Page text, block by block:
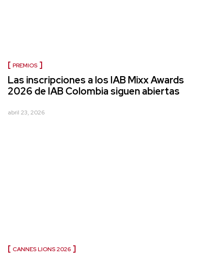
PREMIOS
Las inscripciones a los IAB Mixx Awards
2026 de IAB Colombia siguen abiertas
abril 23, 2026
CANNES LIONS 2026